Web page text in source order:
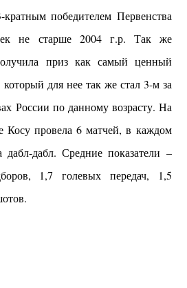
победителем Первенства
не старше 2004 г.р. Так же
приз как самый ценный
для нее так же стал 3-м за
России по данному возрасту. На
Косу провела 6 матчей, в каждом
дабл. Средние показатели –
1,7 голевых передач, 1,5